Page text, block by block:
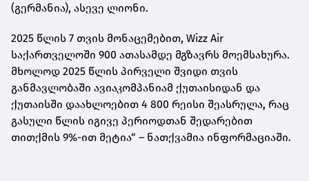
(გერმანია), ასევე ლიონი.
2025 წლის 7 თვის მონაცემებით, Wizz Air
საქართველოში 900 ათასამდე მგზავრს მოემსახურა.
მხოლოდ 2025 წლის პირველი შვიდი თვის
განმავლობაში ავიაკომპანიამ ქუთაისიდან და
ქუთაისში დაახლოებით 4 800 რეისი შეასრულა, რაც
გასული წლის იგივე პერიოდთან შედარებით
თითქმის 9%-ით მეტია“ – ნათქვამია ინფორმაციაში.